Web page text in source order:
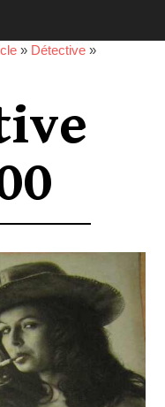
» Détective »